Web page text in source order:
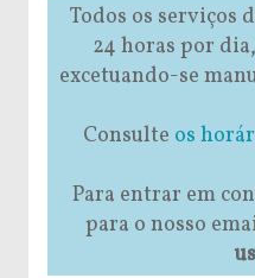
Todos os serviços
24 horas por
excetuando-se
Consulte os
Para entrar em
para o nosso